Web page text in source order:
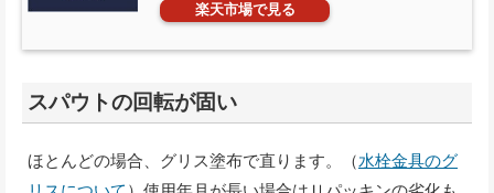
楽天市場で見る
スパウトの回転が固い
ほとんどの場合、グリス塗布で直ります。（水栓金具のグ